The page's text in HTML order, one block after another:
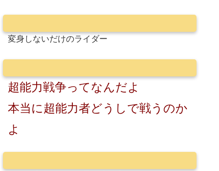
変身しないだけのライダー
超能力戦争ってなんだよ
本当に超能力者どうしで戦うのか
よ